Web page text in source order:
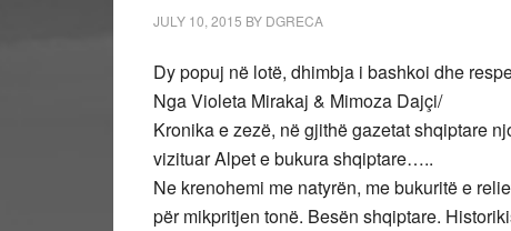
JULY 10, 2015 BY DGRECA
Dy popuj në lotë, dhimbja i bashkoi dhe
Nga Violeta Mirakaj & Mimoza Dajçi/
Kronika e zezë, në gjithë gazetat shqiptare
vizituar Alpet e bukura shqiptare…..
Ne krenohemi me natyrën, me bukuritë e
për mikpritjen tonë. Besën shqiptare.